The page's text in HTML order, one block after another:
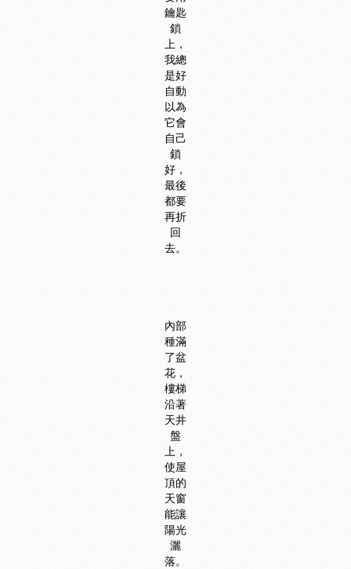
鑰匙
鎖
上，
我總
是好
自動
以為
它會
自己
鎖
好，
最後
都要
再折
回
去。
內部
種滿
了盆
花，
樓梯
沿著
天井
盤
上，
使屋
頂的
天窗
能讓
陽光
灑
落。